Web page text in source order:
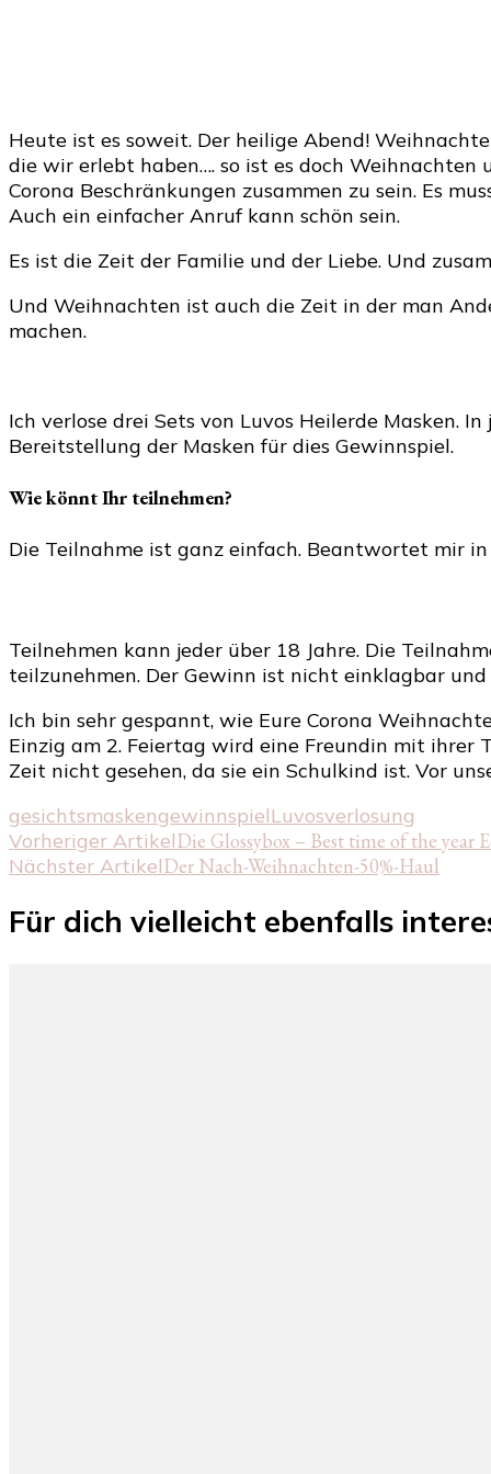
Heute ist es soweit. Der heilige Abend!
die wir erlebt haben…. so ist es doch Weihnachten
Corona Beschränkungen zusammen zu sein. Es
Auch ein einfacher Anruf kann schön sein.
Es ist die Zeit der Familie und der Liebe. Und
Und Weihnachten ist auch die Zeit in der man
machen.
Ich verlose drei Sets von Luvos Heilerde Masken.
Bereitstellung der Masken für dies Gewinnspiel.
Wie könnt Ihr teilnehmen?
Die Teilnahme ist ganz einfach. Beantwortet mir
Teilnehmen kann jeder über 18 Jahre. Die
teilzunehmen. Der Gewinn ist nicht einklagbar
Ich bin sehr gespannt, wie Eure Corona
Einzig am 2. Feiertag wird eine Freundin mit ihrer
Zeit nicht gesehen, da sie ein Schulkind ist. Vor
gesichtsmaskengewinnspielLuvosverlosung
Beitragsnavigation
Vorheriger ArtikelDie Glossybox – Best time of the year
Nächster ArtikelDer Nach-Weihnachten-50%-Haul
Für dich vielleicht ebenfalls